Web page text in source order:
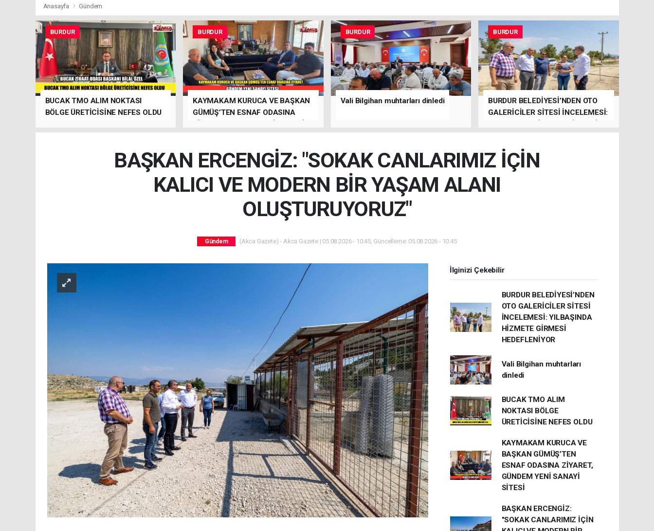
Anasayfa Gündem
BURDUR
BUCAK TMO ALIM NOKTASI
BÖLGE ÜRETİCİSİNE NEFES OLDU
BURDUR
KAYMAKAM KURUCA VE BAŞKAN
GÜMÜŞ’TEN ESNAF ODASINA
BURDUR
Vali Bilgihan muhtarları dinledi
BURDUR
BURDUR BELEDİYESİ’NDEN OTO
GALERİCİLER SİTESİ İNCELEMESİ:
BAŞKAN ERCENGİZ: "SOKAK CANLARIMIZ İÇİN
KALICI VE MODERN BİR YAŞAM ALANI
OLUŞTURUYORUZ"
Gündem (Akca Gazete) - Akca Gazete | 05.08.2026 - 10:45, Güncelleme: 05.08.2026 - 10:45
İlginizi Çekebilir
BURDUR BELEDİYESİ’NDEN
OTO GALERİCİLER SİTESİ
İNCELEMESİ: YILBAŞINDA
HİZMETE GİRMESİ
HEDEFLENİYOR
Vali Bilgihan muhtarları
dinledi
BUCAK TMO ALIM
NOKTASI BÖLGE
ÜRETİCİSİNE NEFES OLDU
KAYMAKAM KURUCA VE
BAŞKAN GÜMÜŞ’TEN
ESNAF ODASINA ZİYARET,
GÜNDEM YENİ SANAYİ
SİTESİ
BAŞKAN ERCENGİZ:
"SOKAK CANLARIMIZ İÇİN